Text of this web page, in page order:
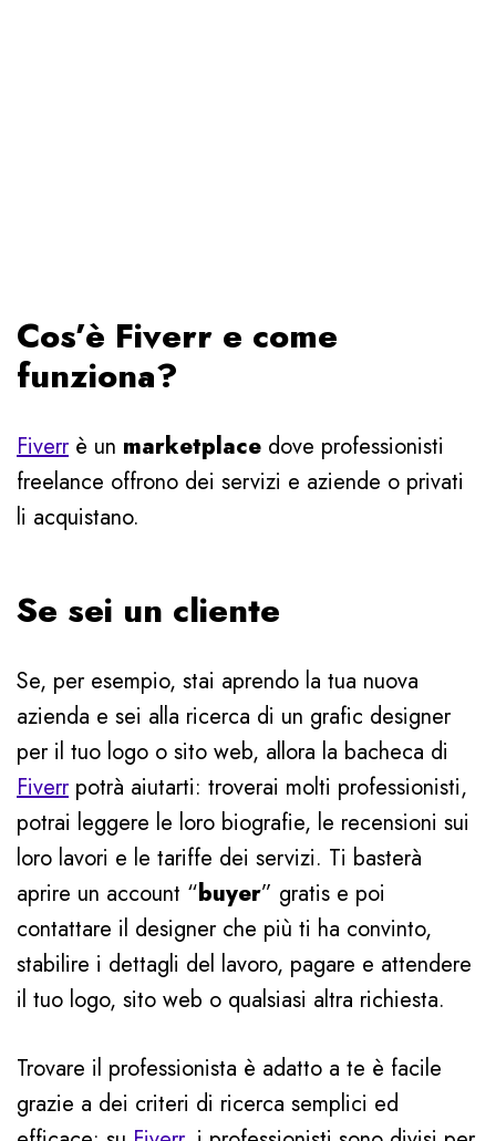
Cos’è Fiverr e come
funziona?
Fiverrè un marketplace dove professionisti
freelance offrono dei servizi e aziende o privati
li acquistano.
Se sei un cliente
Se, per esempio, stai aprendo la tua nuova
azienda e sei alla ricerca di un grafic designer
per il tuo logo o sito web, allora la bacheca di
Fiverrpotrà aiutarti: troverai molti professionisti,
potrai leggere le loro biografie, le recensioni sui
loro lavori e le tariffe dei servizi. Ti basterà
aprire un account “buyer” gratis e poi
contattare il designer che più ti ha convinto,
stabilire i dettagli del lavoro, pagare e attendere
il tuo logo, sito web o qualsiasi altra richiesta.
Trovare il professionista è adatto a te è facile
grazie a dei criteri di ricerca semplici ed